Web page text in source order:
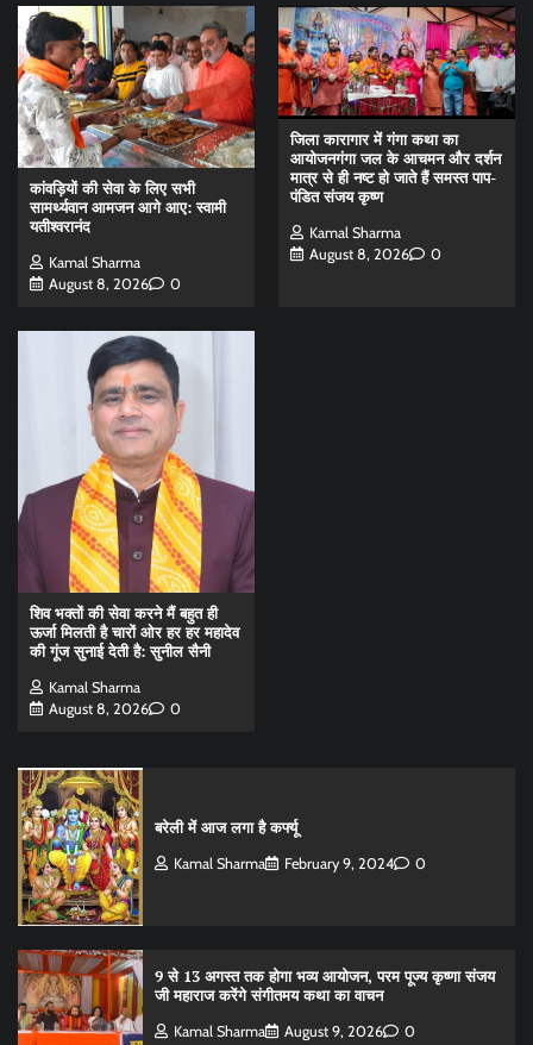
कांवड़ियों की सेवा के लिए सभी
सामर्थ्यवान आमजन आगे आए: स्वामी
यतीश्वरानंद
Kamal Sharma
August 8, 2026
0
जिला कारागार में गंगा कथा का
आयोजनगंगा जल के आचमन और दर्शन
मात्र से ही नष्ट हो जाते हैं समस्त पाप-
पंडित संजय कृष्ण
Kamal Sharma
August 8, 2026
0
शिव भक्तों की सेवा करने मैं बहुत ही
ऊर्जा मिलती है चारों ओर हर हर महादेव
की गूंज सुनाई देती है: सुनील सैनी
Kamal Sharma
August 8, 2026
0
बरेली में आज लगा है कर्फ्यू
Kamal Sharma February 9, 2024 0
9 से 13 अगस्त तक होगा भव्य आयोजन, परम पूज्य कृष्णा संजय
जी महाराज करेंगे संगीतमय कथा का वाचन
Kamal Sharma August 9, 2026 0